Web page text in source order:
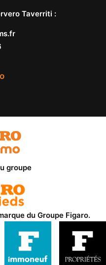
Taverriti :
groupe
du Groupe Figaro.